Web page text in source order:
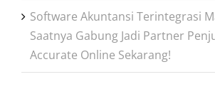
Software Akuntansi Terintegrasi
Saatnya Gabung Jadi Partner
Accurate Online Sekarang!